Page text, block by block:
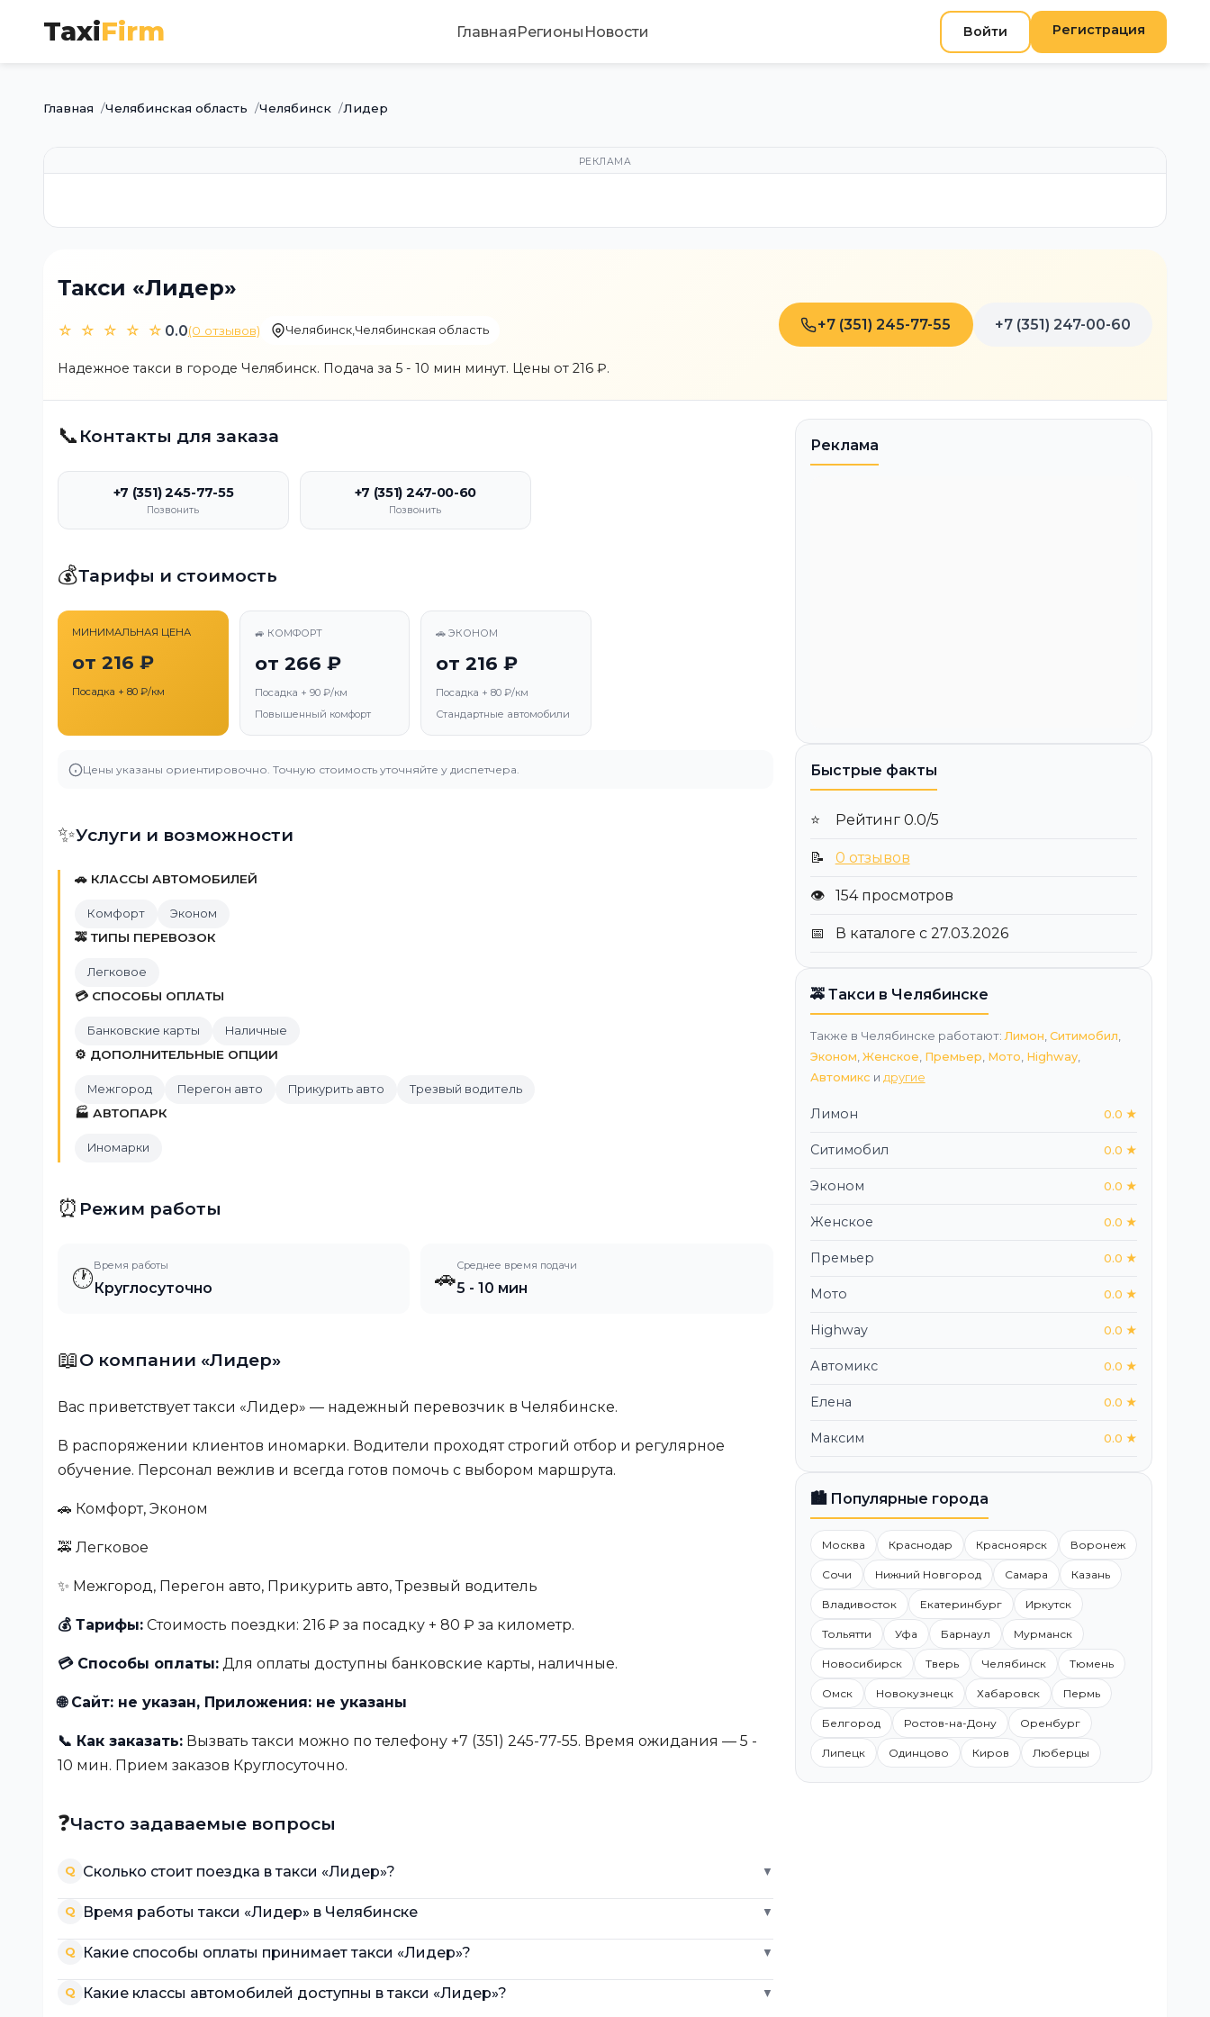
TaxiFirm ГлавнаяРегионы Новости Войти Регистрация
Главная Челябинская область Челябинск Лидер
РЕКЛАМА
Такси «Лидер»
☆ ☆ ☆ ☆ ☆ 0.0(0 отзывов) Челябинск,Челябинская область
Надежное такси в городе Челябинск. Подача за 5 - 10 мин минут. Цены от 216 ₽.
+7 (351) 245-77-55 +7 (351) 247-00-60
📞 Контакты для заказа
+7 (351) 245-77-55
Позвонить
+7 (351) 247-00-60
Позвонить
💰Тарифы и стоимость
МИНИМАЛЬНАЯ ЦЕНА
от 216 ₽
Посадка + 80 ₽/км
🚙 КОМФОРТ
от 266 ₽
Посадка + 90 ₽/км
Повышенный комфорт
🚗 ЭКОНОМ
от 216 ₽
Посадка + 80 ₽/км
Стандартные автомобили
Цены указаны ориентировочно. Точную стоимость уточняйте у диспетчера.
✨Услуги и возможности
🚗 КЛАССЫ АВТОМОБИЛЕЙ
Комфорт Эконом
🚕 ТИПЫ ПЕРЕВОЗОК
Легковое
💳 СПОСОБЫ ОПЛАТЫ
Банковские карты Наличные
⚙️ ДОПОЛНИТЕЛЬНЫЕ ОПЦИИ
Межгород Перегон авто Прикурить авто Трезвый водитель
🏭 АВТОПАРК
Иномарки
⏰ Режим работы
🕐Время работы
Круглосуточно 🚗Среднее время подачи
5 - 10 мин
📖О компании «Лидер»
Вас приветствует такси «Лидер» — надежный перевозчик в Челябинске.
В распоряжении клиентов иномарки. Водители проходят строгий отбор и регулярное
обучение. Персонал вежлив и всегда готов помочь с выбором маршрута.
🚗 Комфорт, Эконом
🚕 Легковое
✨ Межгород, Перегон авто, Прикурить авто, Трезвый водитель
💰 Тарифы: Стоимость поездки: 216 ₽ за посадку + 80 ₽ за километр.
💳 Способы оплаты: Для оплаты доступны банковские карты, наличные.
🌐 Сайт: не указан, Приложения: не указаны
📞 Как заказать: Вызвать такси можно по телефону +7 (351) 245-77-55. Время ожидания — 5 -
10 мин. Прием заказов Круглосуточно.
❓Часто задаваемые вопросы
Q Сколько стоит поездка в такси «Лидер»? ▼
Q Время работы такси «Лидер» в Челябинске ▼
Q Какие способы оплаты принимает такси «Лидер»? ▼
Q Какие классы автомобилей доступны в такси «Лидер»? ▼
Реклама
Быстрые факты
⭐ Рейтинг 0.0/5
📝 0 отзывов
👁️ 154 просмотров
📅 В каталоге с 27.03.2026
🚕 Такси в Челябинске
Также в Челябинске работают:Лимон, Ситимобил,
Эконом, Женское, Премьер, Мото, Highway,
Автомикс и другие
Лимон 0.0 ★
Ситимобил 0.0 ★
Эконом 0.0 ★
Женское 0.0 ★
Премьер 0.0 ★
Мото 0.0 ★
Highway 0.0 ★
Автомикс 0.0 ★
Елена 0.0 ★
Максим 0.0 ★
🏙️ Популярные города
Москва Краснодар Красноярск Воронеж
Сочи Нижний Новгород Самара Казань
Владивосток Екатеринбург Иркутск
Тольятти Уфа Барнаул Мурманск
Новосибирск Тверь Челябинск Тюмень
Омск Новокузнецк Хабаровск Пермь
Белгород Ростов-на-Дону Оренбург
Липецк Одинцово Киров Люберцы